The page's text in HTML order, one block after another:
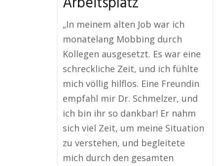
„In meinem alten Job war ich
monatelang Mobbing durch
Kollegen ausgesetzt. Es war eine
schreckliche Zeit, und ich fühlte
mich völlig hilflos. Eine Freundin
empfahl mir Dr. Schmelzer, und
ich bin ihr so dankbar! Er nahm
sich viel Zeit, um meine Situation
zu verstehen, und begleitete
mich durch den gesamten